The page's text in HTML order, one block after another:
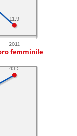
2011
11.9
femminile
43.3